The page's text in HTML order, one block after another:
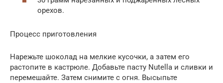
орехов.
Процесс приготовления
Нарежьте шоколад на мелкие кусочки, а затем его
растопите в кастрюле. Добавьте пасту Nutella и сливки и
перемешайте. Затем снимите с огня. Высыпьте